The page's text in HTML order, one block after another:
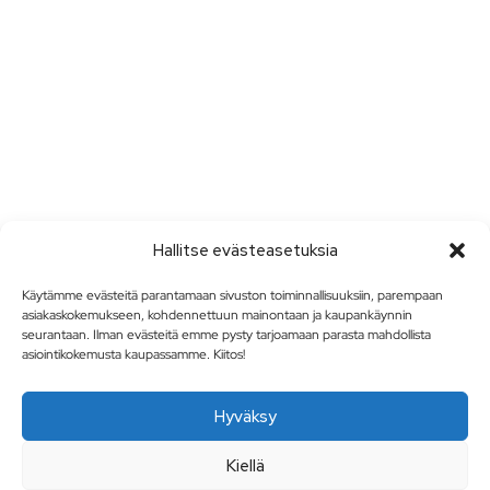
Hallitse evästeasetuksia
Käytämme evästeitä parantamaan sivuston toiminnallisuuksiin, parempaan
asiakaskokemukseen, kohdennettuun mainontaan ja kaupankäynnin
seurantaan. Ilman evästeitä emme pysty tarjoamaan parasta mahdollista
asiointikokemusta kaupassamme. Kiitos!
Hyväksy
Kiellä